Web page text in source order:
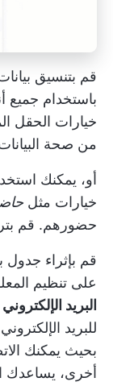
قم بتنسيق
باستخدام جميع
خيارات الحقل
من صحة
أو، يمكنك
خيارات مثل
حضورهم. قم
قم بإثراء جدول
على تنظيم
البريد الإلكتروني
للبريد
بحيث يمكنك
أخرى، يساعدك